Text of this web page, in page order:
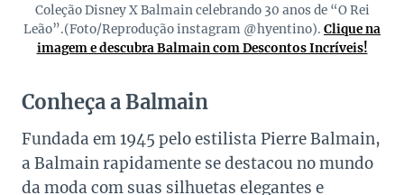
Coleção Disney X Balmain celebrando 30 anos de “O Rei
Leão”.(Foto/Reprodução instagram @hyentino). Clique na
imagem e descubra Balmain com Descontos Incríveis!
Conheça a Balmain
Fundada em 1945 pelo estilista Pierre Balmain,
a Balmain rapidamente se destacou no mundo
da moda com suas silhuetas elegantes e